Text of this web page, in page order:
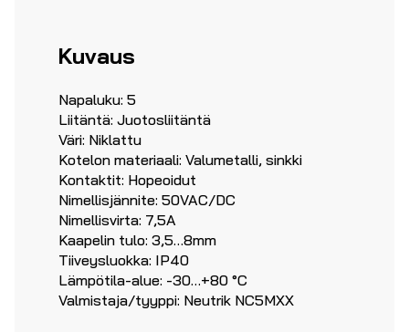
Kuvaus
Napaluku: 5
Liitäntä: Juotosliitäntä
Väri: Niklattu
Kotelon materiaali: Valumetalli, sinkki
Kontaktit: Hopeoidut
Nimellisjännite: 50VAC/DC
Nimellisvirta: 7,5A
Kaapelin tulo: 3,5…8mm
Tiiveysluokka: IP40
Lämpötila-alue: -30…+80 °C
Valmistaja/tyyppi: Neutrik NC5MXX